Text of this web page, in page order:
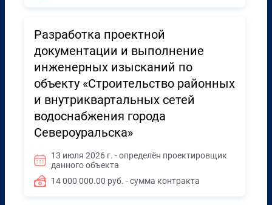
Разработка проектной
документации и выполнение
инженерных изысканий по
объекту «Строительство районных
и внутриквартальных сетей
водоснабжения города
Североуральска»
13 июля 2026 г. - определён проектировщик
данного объекта
14 000 000.00 руб. - сумма контракта